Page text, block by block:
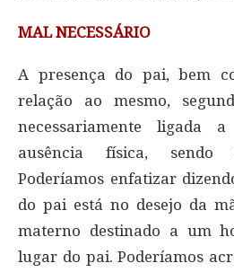
MAL NECESSÁRIO
A presença do pai, bem
relação ao mesmo,
necessariamente ligada
ausência física, sendo
Poderíamos enfatizar
do pai está no desejo da
materno destinado a um
lugar do pai. Poderíamos